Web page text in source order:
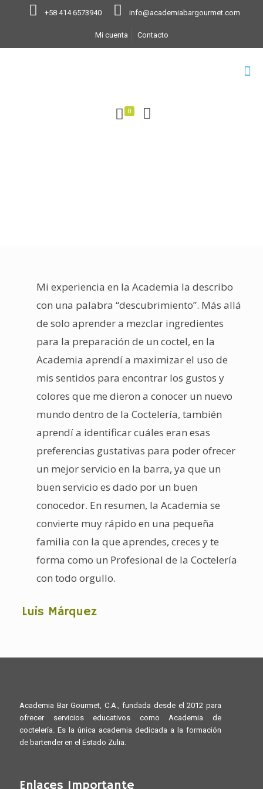
+58 414 6573940 info@academiabargourmet.com
Mi cuenta Contacto
0
Mi experiencia en la Academia la describo
con una palabra “descubrimiento”. Más allá
de solo aprender a mezclar ingredientes
para la preparación de un coctel, en la
Academia aprendí a maximizar el uso de
mis sentidos para encontrar los gustos y
colores que me dieron a conocer un nuevo
mundo dentro de la Coctelería, también
aprendí a identificar cuáles eran esas
preferencias gustativas para poder ofrecer
un mejor servicio en la barra, ya que un
buen servicio es dado por un buen
conocedor. En resumen, la Academia se
convierte muy rápido en una pequeña
familia con la que aprendes, creces y te
forma como un Profesional de la Coctelería
con todo orgullo.
Luis Márquez
Academia Bar Gourmet, C.A., fundada desde el 2012 para
ofrecer servicios educativos como Academia de
coctelería. Es la única academia dedicada a la formación
de bartender en el Estado Zulia.
Enlaces Importante